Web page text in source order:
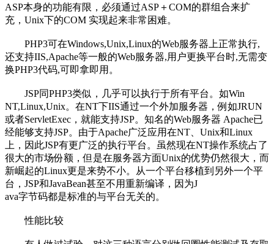
ASP本身的功能有限，必须通过ASP＋COM的群组合来扩
充，Unix下的COM 实现起来非常困难。
PHP3可在Windows,Unix,Linux的Web服务器上正常执行,
还支持IIS,Apache等一般的Web服务器,用户更换平台时,无需变
换PHP3代码,可即拿即用。
JSP同PHP3类似，几乎可以执行于所有平台。如Win
NT,Linux,Unix。在NT下IIS通过一个外加服务器，例如JRUN
或者ServletExec，就能支持JSP。知名的Web服务器 Apache已
经能够支持JSP。由于Apache广泛应用在NT、Unix和Linux
上，因此JSP有更广泛的执行平台。虽然现在NT操作系统占了
很大的市场份额，但是在服务器方面Unix的优势仍然很大，而
新崛起的Linux更是来势不小。从一个平台移植到另外一个平
台，JSP和JavaBean甚至不用重新编译，因为J
ava字节码都是标准的与平台无关的。
性能比较